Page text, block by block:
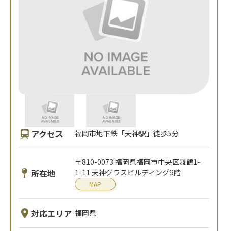
アクセス 福岡市地下鉄「天神駅」徒歩5分
所在地
〒810-0073 福岡県福岡市中央区舞鶴1-
1-11 天神グラスビルディング9階
MAP
対応エリア 福岡県